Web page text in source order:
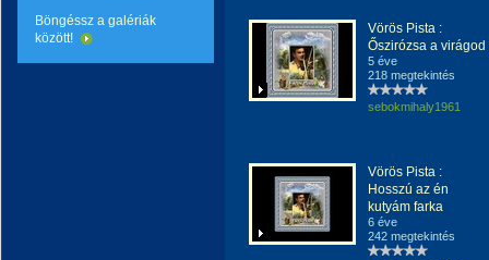
Böngéssz a galériák
között!
Vörös Pista :
Őszirózsa a virágod
5 éve
218 megtekintés
sebokmihaly1961
Vörös Pista :
Hosszú az én
kutyám farka
6 éve
242 megtekintés